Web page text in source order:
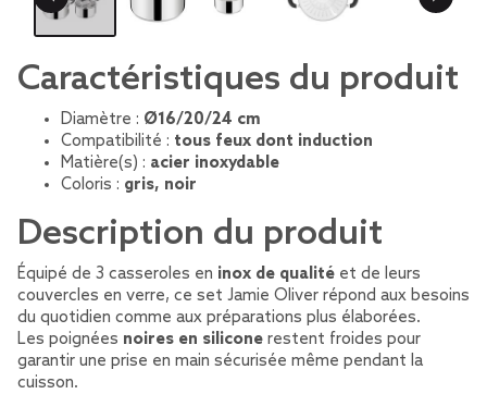
Caractéristiques du produit
Diamètre : Ø16/20/24 cm
Compatibilité : tous feux dont induction
Matière(s) : acier inoxydable
Coloris : gris, noir
Description du produit
Équipé de 3 casseroles en inox de qualité et de leurs
couvercles en verre, ce set Jamie Oliver répond aux besoins
du quotidien comme aux préparations plus élaborées.
Les poignées noires en silicone restent froides pour
garantir une prise en main sécurisée même pendant la
cuisson.